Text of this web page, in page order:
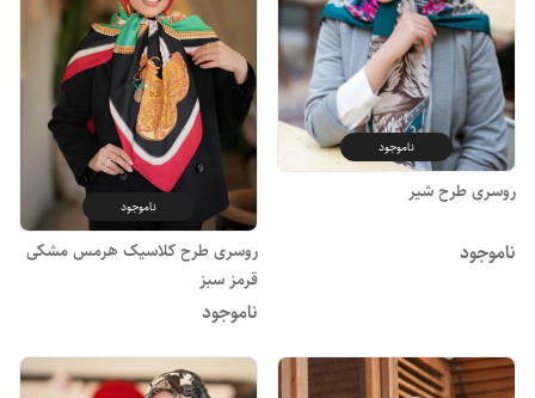
ناموجود
روسری طرح شیر
ناموجود
ناموجود
روسری طرح کلاسیک هرمس مشکی
قرمز سبز
ناموجود